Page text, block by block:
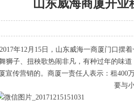
山东威海商厦开业
2017年12月15日，山东威海一商厦门口摆
狮子、扭秧歌热闹非凡，有种过年的味
宣传营销的。商厦一责任人表示：租400
要与